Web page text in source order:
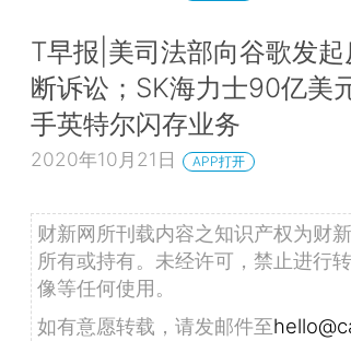
T早报|美司法部向谷歌发
断诉讼；SK海力士90亿美
手英特尔闪存业务
2020年10月21日 APP打开
财新网所刊载内容之知识产权为财
所有或持有。未经许可，禁止进行
像等任何使用。
如有意愿转载，请发邮件至